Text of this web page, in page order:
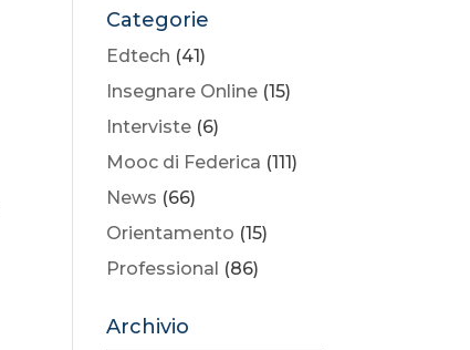
Categorie
Edtech (41)
Insegnare Online (15)
Interviste (6)
Mooc di Federica (111)
News (66)
Orientamento (15)
Professional (86)
Archivio